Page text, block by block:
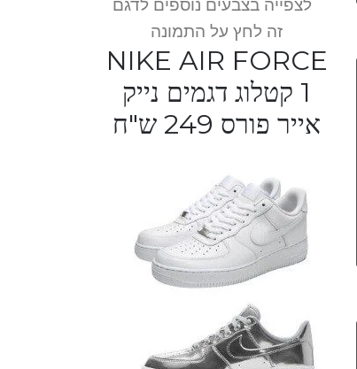
לצפייה בצבעים נוספים לדגם
זה לחץ על התמונה
NIKE AIR FORCE
1 קטלוג דגמים נייק
אייר פורס 249 ש"ח